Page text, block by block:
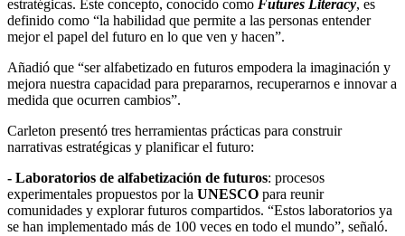
estratégicas. Este concepto, conocido como Futures Literacy, es
definido como “la habilidad que permite a las personas entender
mejor el papel del futuro en lo que ven y hacen”.
Añadió que “ser alfabetizado en futuros empodera la imaginación y
mejora nuestra capacidad para prepararnos, recuperarnos e innovar a
medida que ocurren cambios”.
Carleton presentó tres herramientas prácticas para construir
narrativas estratégicas y planificar el futuro:
- Laboratorios de alfabetización de futuros: procesos
experimentales propuestos por la UNESCO para reunir
comunidades y explorar futuros compartidos. “Estos laboratorios ya
se han implementado más de 100 veces en todo el mundo”, señaló.